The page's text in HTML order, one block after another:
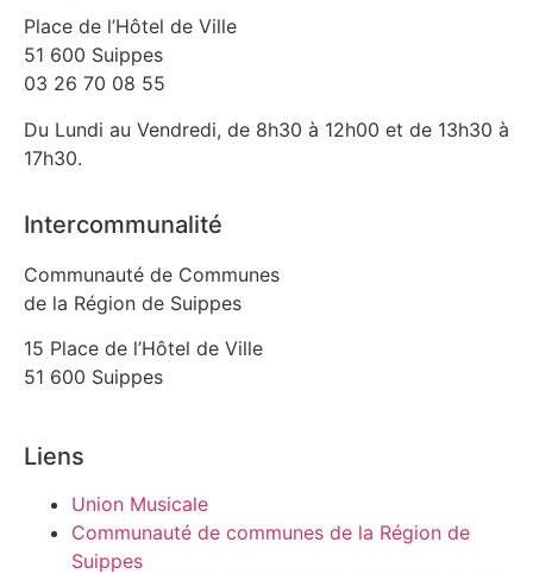
Place de l’Hôtel de Ville
51 600 Suippes
03 26 70 08 55
Du Lundi au Vendredi, de 8h30 à 12h00 et de 13h30 à
17h30.
Intercommunalité
Communauté de Communes
de la Région de Suippes
15 Place de l’Hôtel de Ville
51 600 Suippes
Liens
Union Musicale
Communauté de communes de la Région de
Suippes